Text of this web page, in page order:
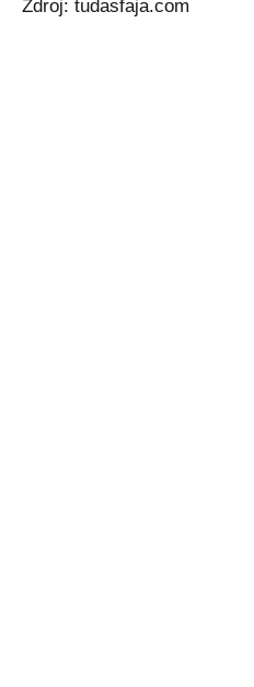
Zdroj: tudasfaja.com